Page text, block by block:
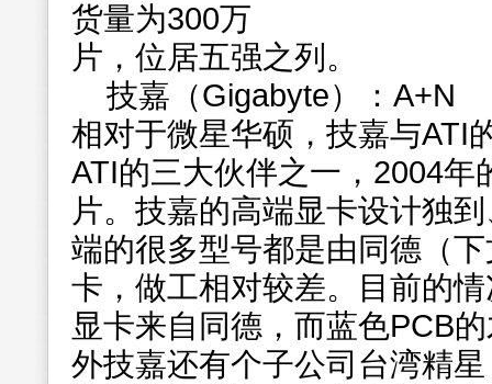
货量为300万
片，位居五强之列。
技嘉（Gigabyte）：A+N
相对于微星华硕，技嘉与ATI
ATI的三大伙伴之一，2004年
片。技嘉的高端显卡设计独
端的很多型号都是由同德（
卡，做工相对较差。目前的
显卡来自同德，而蓝色PCB
外技嘉还有个子公司台湾精